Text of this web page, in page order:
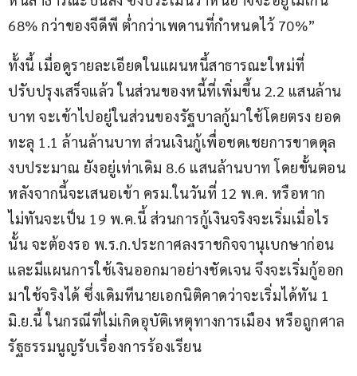
68% กว่าของจีดีพี ต่ำกว่าเพดานที่กำหนดไว้ 70%”
ทั้งนี้ เมื่อดูรายละเอียดในแผนหนี้สาธารณะใหม่ที่
ปรับปรุงเสร็จแล้ว ในส่วนของหนี้ที่เพิ่มขึ้น 2.2 แสนล้าน
บาท จะเข้าไปอยู่ในส่วนของรัฐบาลกู้มาใช้โดยตรง ยอด
ทะลุ 1.1 ล้านล้านบาท ส่วนเงินกู้เพื่อชดเชยการขาดดุล
งบประมาณ ยังอยู่เท่าเดิม 8.6 แสนล้านบาท โดยขั้นตอน
หลังจากนี้จะเสนอเข้า ครม.ในวันที่ 12 พ.ค. หรือหาก
ไม่ทันจะเป็น 19 พ.ค.นี้ ส่วนการกู้เงินจริงจะเริ่มเมื่อไร
นั้น จะต้องรอ พ.ร.ก.ประกาศลงราชกิจจานุเบกษาก่อน
และมีแผนการใช้เงินออกมาอย่างชัดเจน จึงจะเริ่มกู้ออก
มาใช้จริงได้ ซึ่งเดิมทีนายเอกนิติคาดว่าจะเริ่มได้ทัน 1
มิ.ย.นี้ ในกรณีที่ไม่เกิดอุบัติเหตุทางการเมือง หรือถูกศาล
รัฐธรรมนูญรับเรื่องการร้องเรียน